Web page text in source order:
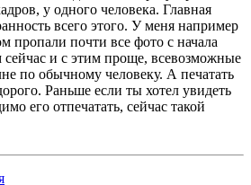
у одного человека. Главная
всего этого. У меня например
пропали почти все фото с начала
и с этим проще, всевозможные
по обычному человеку. А печатать
Раньше если ты хотел увидеть
его отпечатать, сейчас такой